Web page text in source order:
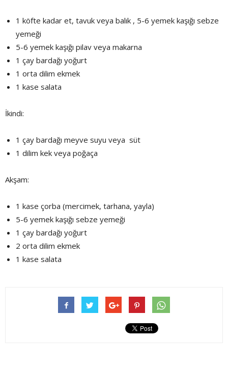
1 köfte kadar et, tavuk veya balık , 5-6 yemek kaşığı sebze
yemeği
5-6 yemek kaşığı pilav veya makarna
1 çay bardağı yoğurt
1 orta dilim ekmek
1 kase salata
İkindi:
1 çay bardağı meyve suyu veya süt
1 dilim kek veya poğaça
Akşam:
1 kase çorba (mercimek, tarhana, yayla)
5-6 yemek kaşığı sebze yemeği
1 çay bardağı yoğurt
2 orta dilim ekmek
1 kase salata